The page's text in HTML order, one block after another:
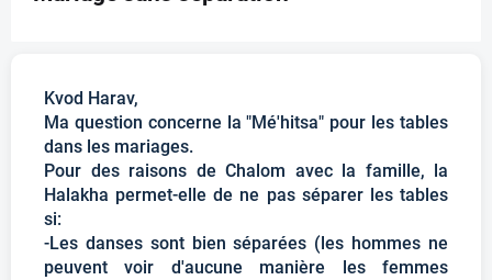
Kvod Harav,
Ma question concerne la "Mé'hitsa" pour les tables
dans les mariages.
Pour des raisons de Chalom avec la famille, la
Halakha permet-elle de ne pas séparer les tables
si:
-Les danses sont bien séparées (les hommes ne
peuvent voir d'aucune manière les femmes